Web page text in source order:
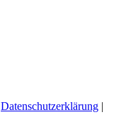
Datenschutzerklärung |